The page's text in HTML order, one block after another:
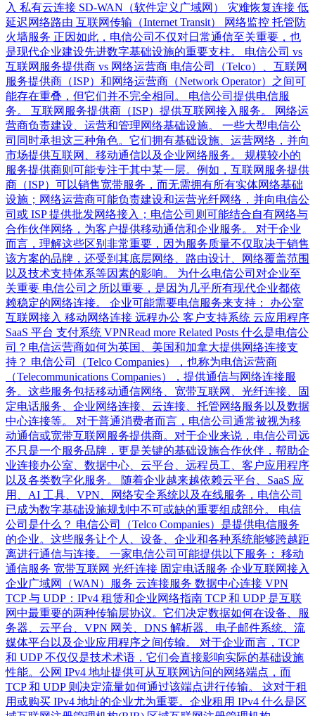
入 私有云连接 SD-WAN（软件定义广域网） 灾难恢复连接 低
延迟网络路由 互联网传输（Internet Transit） 网络监控 托管防
火墙服务 正因如此，电信公司不仅对日常通信至关重要，也
是现代企业建设先进数字基础设施的重要支柱。 电信公司 vs
互联网服务提供商 vs 网络运营商 电信公司（Telco）、互联网
服务提供商（ISP）和网络运营商（Network Operator）之间可
能存在重叠，但它们并不完全相同。 电信公司提供电信服
务。 互联网服务提供商（ISP）提供互联网接入服务。 网络运
营商负责建设、运营和管理网络基础设施。 一些大型电信公
司同时承担这三种角色。它们拥有基础设施、运营网络，并向
市场提供互联网、移动通信以及企业网络服务。 规模较小的
服务提供商则可能专注于其中某一层。例如，互联网服务提供
商（ISP）可以销售宽带服务，而无需拥有所有实体网络基础
设施；网络运营商可能负责建设和运营光纤网络，并向电信公
司或 ISP 提供批发网络接入；电信公司则可能结合自有网络与
合作伙伴网络，为客户提供移动通信和企业服务。 对于企业
而言，理解这些区别非常重要，因为服务质量不仅取决于销售
该方案的品牌，还受到其底层网络、路由设计、网络覆盖范围
以及技术支持体系等因素的影响。 为什么电信公司对企业至
关重要 电信公司之所以重要，是因为几乎所有现代企业都依
赖稳定的网络连接。 企业可能需要电信服务来支持： 办公室
互联网接入 移动网络连接 远程办公 客户支持系统 云应用程序
SaaS 平台 支付系统 VPNRead more Related Posts 什么是电信公
司？电信运营商如何为英国、美国和加拿大提供网络连接支
持？ 电信公司（Telco Companies），也称为电信运营商
（Telecommunications Companies），提供通信与网络连接服
务。这些服务包括移动通信网络、宽带互联网、光纤连接、固
定电话服务、企业网络连接、云连接、托管网络服务以及数据
中心连接等。 对于普通消费者而言，电信公司通常被视为移
动通信或宽带互联网服务提供商。对于企业来说，电信公司远
不只是一个服务品牌，更是关键的基础设施合作伙伴，帮助企
业连接办公室、数据中心、云平台、远程员工、客户应用程序
以及各类数字化服务。 随着企业越来越依赖云平台、SaaS 应
用、AI 工具、VPN、网络安全系统以及在线服务，电信公司
已成为数字基础设施规划中不可或缺的重要组成部分。 电信
公司是什么？ 电信公司（Telco Companies）是提供电信服务
的企业。这些服务让个人、设备、企业和各种系统能够跨越距
离进行通信与连接。 一家电信公司可能提供以下服务： 移动
通信服务 宽带互联网 光纤连接 固定电话服务 企业互联网接入
企业广域网（WAN）服务 云连接服务 数据中心连接 VPN
TCP 与 UDP：IPv4 租赁和企业网络指南 TCP 和 UDP 是互联
网中最重要的两种传输层协议。它们决定数据如何在设备、服
务器、云平台、VPN 网关、DNS 解析器、电子邮件系统、流
媒体平台以及企业应用程序之间传输。 对于企业而言，TCP
和 UDP 不仅仅是技术术语，它们会直接影响实际的基础设施
性能。公网 IPv4 地址提供可从互联网访问的网络端点，而
TCP 和 UDP 则决定流量如何通过该端点进行传输。 这对于租
用或购买 IPv4 地址的企业尤为重要。企业租用 IPv4 什么是区